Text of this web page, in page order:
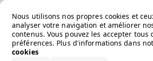
Nous utilisons nos propres cookies et
analyser votre navigation et améliorer
contenus. Vous pouvez les accepter tous
préférences. Plus d'informations dans
cookies
Error loading